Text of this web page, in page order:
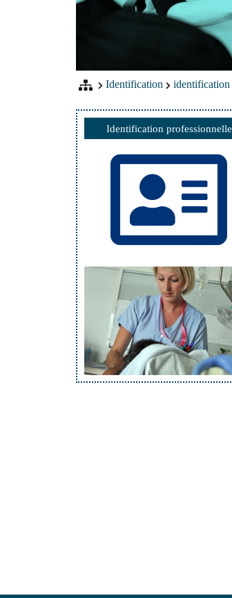
Identification identification
Identification professionnelle